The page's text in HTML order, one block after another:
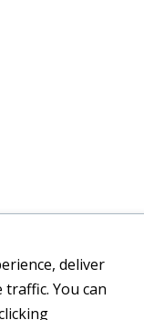
deliver
You can